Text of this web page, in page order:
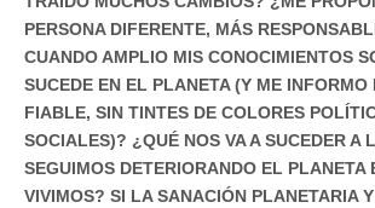
PERSONA DIFERENTE, MÁS
CUANDO AMPLIO MIS CONOCIMIENTOS
SUCEDE EN EL PLANETA (Y ME INFORMO
FIABLE, SIN TINTES DE COLORES
SOCIALES)? ¿QUÉ NOS VA A SUCEDER A
SEGUIMOS DETERIORANDO EL PLANETA
VIVIMOS? SI LA SANACIÓN PLANETARIA